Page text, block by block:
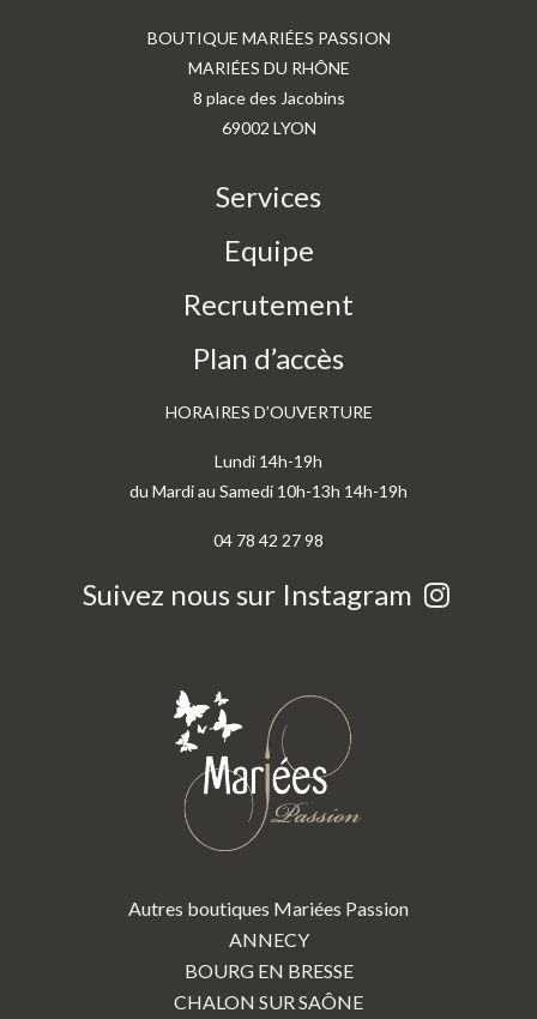
BOUTIQUE MARIÉES PASSION
MARIÉES DU RHÔNE
8 place des Jacobins
69002 LYON
Services
Equipe
Recrutement
Plan d’accès
HORAIRES D’OUVERTURE
Lundi 14h-19h
du Mardi au Samedi 10h-13h 14h-19h
04 78 42 27 98
Suivez nous sur Instagram
Autres boutiques Mariées Passion
ANNECY
BOURG EN BRESSE
CHALON SUR SAÔNE